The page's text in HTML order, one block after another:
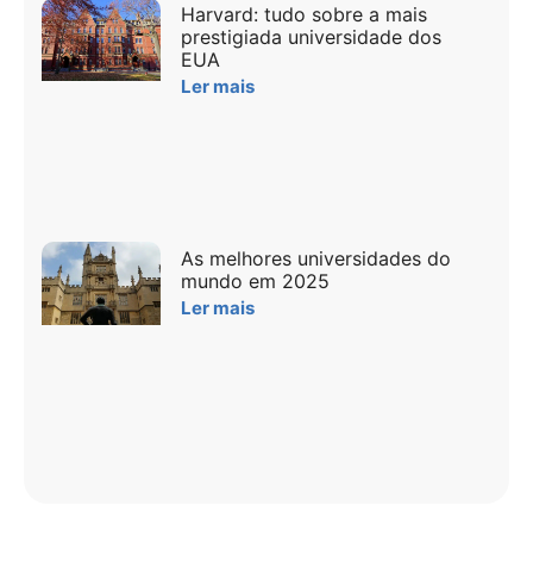
Harvard: tudo sobre a mais
prestigiada universidade dos
EUA
Ler mais
As melhores universidades do
mundo em 2025
Ler mais